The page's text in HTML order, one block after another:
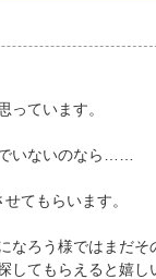
っています。
いないのなら……
てもらいます。
なろう様ではまだそ
してもらえると嬉し